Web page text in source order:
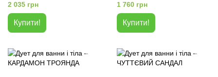
2 035 грн
Купити!
1 760 грн
Купити!